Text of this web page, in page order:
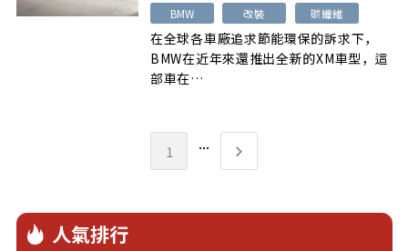
BMW 改裝 碳纖維
在全球各車廠追求節能環保的訴求下，
BMW在近年來還推出全新的XM車型，這
部車在…
1 ...
人氣排行